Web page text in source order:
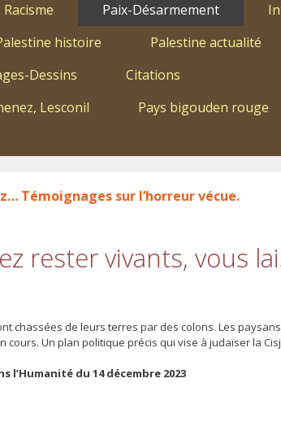
Paix-Désarmement
histoire Palestine actualité
Dessins
Citations
Lesconil Pays bigouden rouge
Témoignages sur l’horreur vécue.
rester vivants, vous
chassées de leurs terres par des colons. Les
Un plan politique précis qui vise à judaïser la
l’Humanité du 14 décembre 2023